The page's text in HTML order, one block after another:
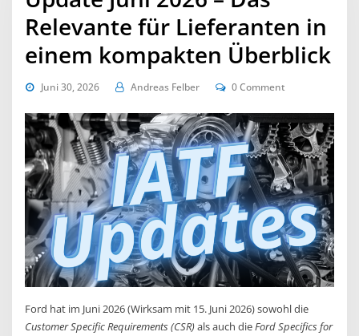
Relevante für Lieferanten in
einem kompakten Überblick
Juni 30, 2026 Andreas Felber 0 Comment
Ford hat im Juni 2026 (Wirksam mit 15. Juni 2026) sowohl die
Customer Specific Requirements (CSR)als auch dieFord Specifics for